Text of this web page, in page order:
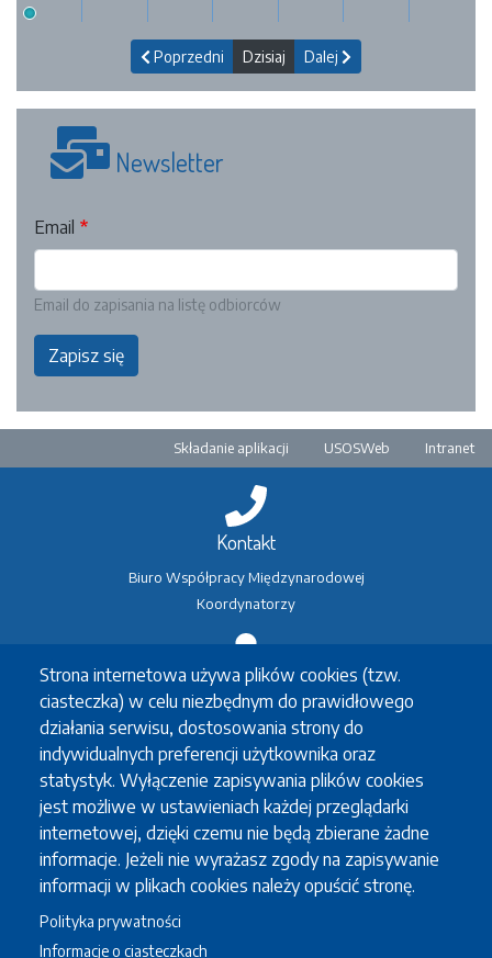
Poprzedni Dzisiaj Dalej
Newsletter
Email
Email do zapisania na listę odbiorców
Zapisz się
Pre-footer
Składanie aplikacji USOSWeb Intranet
Strona internetowa używa plików cookies (tzw.
ciasteczka) w celu niezbędnym do prawidłowego
działania serwisu, dostosowania strony do
indywidualnych preferencji użytkownika oraz
statystyk. Wyłączenie zapisywania plików cookies
jest możliwe w ustawieniach każdej przeglądarki
internetowej, dzięki czemu nie będą zbierane żadne
informacje. Jeżeli nie wyrażasz zgody na zapisywanie
informacji w plikach cookies należy opuścić stronę.
Polityka prywatności
Informacje o ciasteczkach
Kontakt
Biuro Współpracy Międzynarodowej
Koordynatorzy
Wymiana studencka
Erasmus+
Erasmus+ praktyki
Inne wymiany
Koordynatorzy
Studia po angielsku
Oferta studiów w języku angielskim